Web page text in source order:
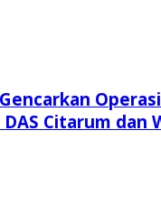
DAS Citarum dan